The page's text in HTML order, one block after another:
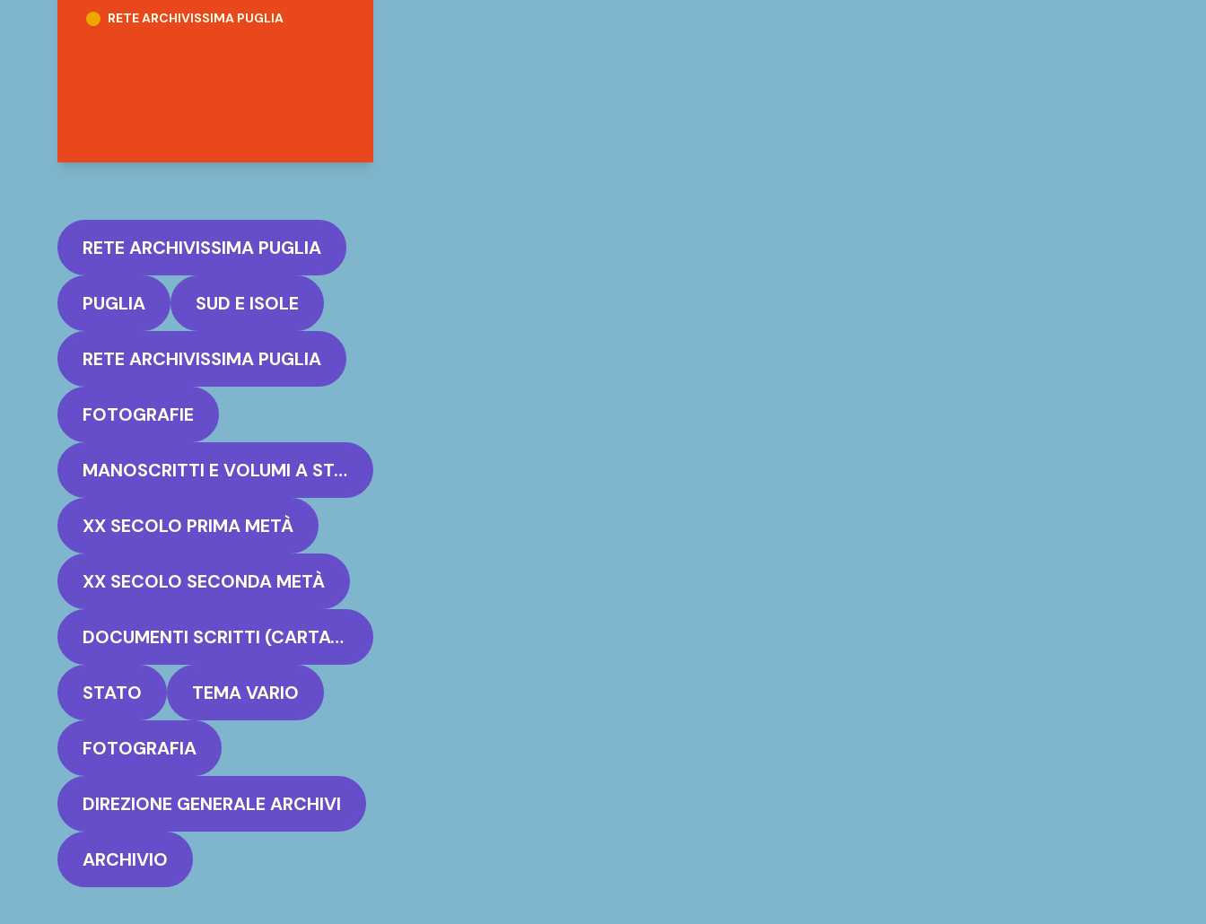
RETE ARCHIVISSIMA PUGLIA
RETE ARCHIVISSIMA PUGLIA
PUGLIA SUD E ISOLE
RETE ARCHIVISSIMA PUGLIA
FOTOGRAFIE
MANOSCRITTI E VOLUMI A STAMPA
XX SECOLO PRIMA METÀ
XX SECOLO SECONDA METÀ
DOCUMENTI SCRITTI (CARTACEO, PERGAMENA)
STATO TEMA VARIO
FOTOGRAFIA
DIREZIONE GENERALE ARCHIVI
ARCHIVIO